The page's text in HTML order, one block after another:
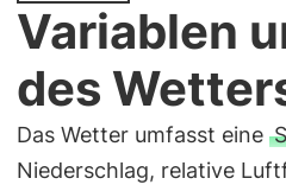
Variablen
des
Das Wetter umfasst eine
Niederschlag, relative